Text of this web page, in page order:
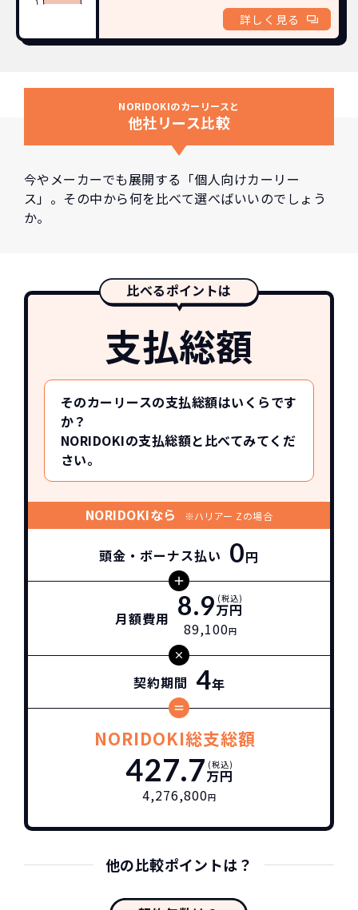
詳しく見る
NORIDOKIのカーリースと
他社リース比較
今やメーカーでも展開する「個人向けカーリー
ス」。その中から何を比べて選べばいいのでしょう
か。
比べるポイントは
支払総額
そのカーリースの支払総額はいくらです
か？
NORIDOKIの支払総額と比べてみてくだ
さい。
NORIDOKIなら ※ハリアー Zの場合
頭金・ボーナス払い 0円
月額費用 8.9万円
(税込)
89,100円
契約期間 4年
NORIDOKI総支総額
427.7万円
(税込)
4,276,800円
他の比較ポイントは？